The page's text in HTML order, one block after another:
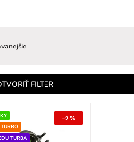
FILTER
TURBO
TURBA
–9 %